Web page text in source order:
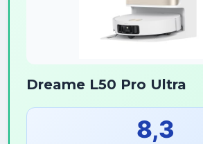
Dreame L50 Pro Ultra
8,3